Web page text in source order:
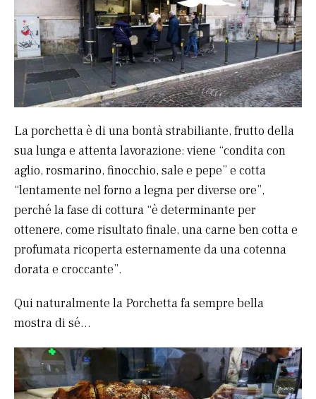
La porchetta è di una bontà strabiliante, frutto della
sua lunga e attenta lavorazione: viene “condita con
aglio, rosmarino, finocchio, sale e pepe” e cotta
“lentamente nel forno a legna per diverse ore”,
perché la fase di cottura “è determinante per
ottenere, come risultato finale, una carne ben cotta e
profumata ricoperta esternamente da una cotenna
dorata e croccante”.
Qui naturalmente la Porchetta fa sempre bella
mostra di sé…